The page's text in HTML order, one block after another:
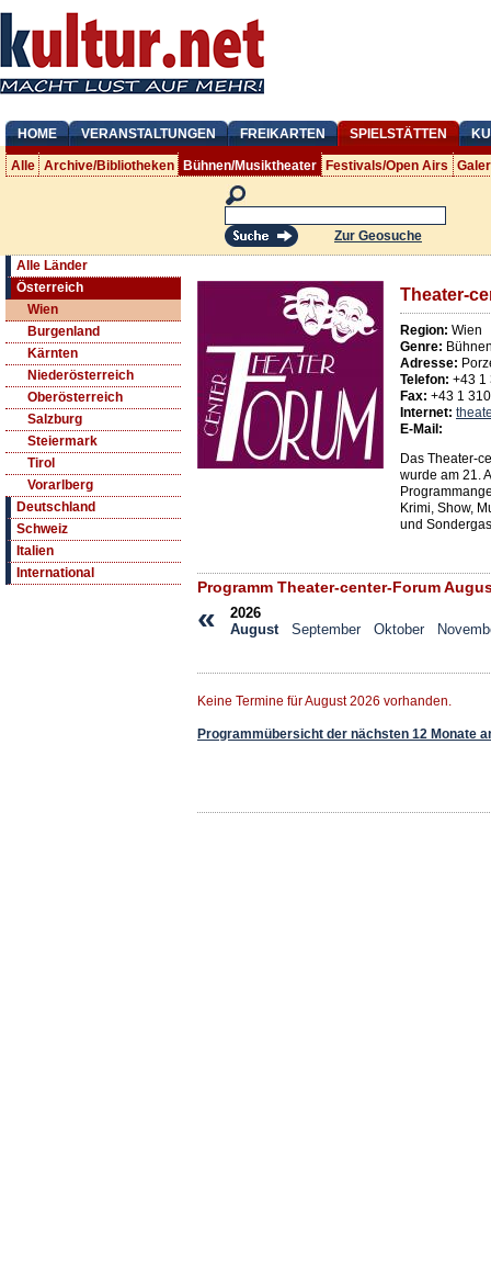
HOME VERANSTALTUNGEN FREIKARTEN SPIELSTÄTTEN
Alle Archive/Bibliotheken Bühnen/Musiktheater Festivals/Open Airs
Zur Geosuche
Alle Länder
Österreich
Wien
Burgenland
Kärnten
Niederösterreich
Oberösterreich
Salzburg
Steiermark
Tirol
Vorarlberg
Deutschland
Schweiz
Italien
International
Theater-
Region: Wien
Genre:
Adresse:
Telefon: +43 1
Fax: +43 1
Internet:
E-Mail:
Das Theater-
wurde am 21.
Krimi, Show,
und
Programm Theater-center-Forum
«
2026
August
September Oktober
Keine Termine für August 2026 vorhanden.
Programmübersicht der nächsten 12 Monate